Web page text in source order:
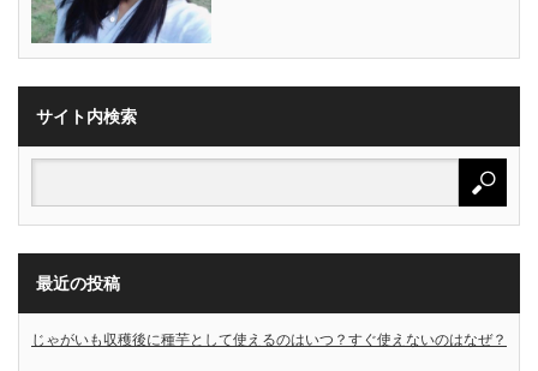
サイト内検索
最近の投稿
じゃがいも収穫後に種芋として使えるのはいつ？すぐ使えないのはなぜ？